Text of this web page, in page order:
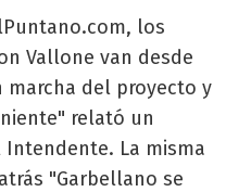
los
Vallone van desde
del proyecto y
relató un
La misma
"Garbellano se